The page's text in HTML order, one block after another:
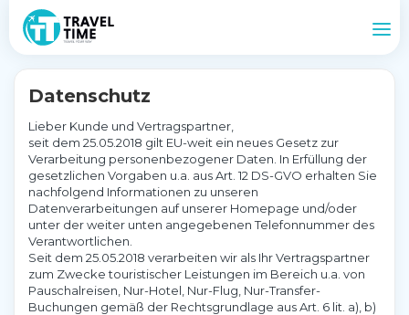
Datenschutz
Lieber Kunde und Vertragspartner,
seit dem 25.05.2018 gilt EU-weit ein neues Gesetz zur
Verarbeitung personenbezogener Daten. In Erfüllung der
gesetzlichen Vorgaben u.a. aus Art. 12 DS-GVO erhalten Sie
nachfolgend Informationen zu unseren
Datenverarbeitungen auf unserer Homepage und/oder
unter der weiter unten angegebenen Telefonnummer des
Verantwortlichen.
Seit dem 25.05.2018 verarbeiten wir als Ihr Vertragspartner
zum Zwecke touristischer Leistungen im Bereich u.a. von
Pauschalreisen, Nur-Hotel, Nur-Flug, Nur-Transfer-
Buchungen gemäß der Rechtsgrundlage aus Art. 6 lit. a), b)